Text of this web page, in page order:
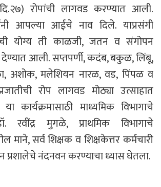
रोपांची लागवड करण्यात आली.
आपल्या आईचे नाव दिले. याप्रसंगी
योग्य ती काळजी, जतन व संगोपन
आली. सप्तपर्णी, कदंब, बकुळ, लिंबू,
अशोक, मलेशियन नारळ, वड, पिंपळ व
रोप लागवड मोठ्या उत्साहात
कार्यक्रमासाठी माध्यमिक विभागाचे
रवींद्र मुगळे, प्राथमिक विभागाचे
माने, सर्व शिक्षक व शिक्षकेत्तर कर्मचारी
प्रशालेचे नंदनवन करण्याचा ध्यास घेतला.